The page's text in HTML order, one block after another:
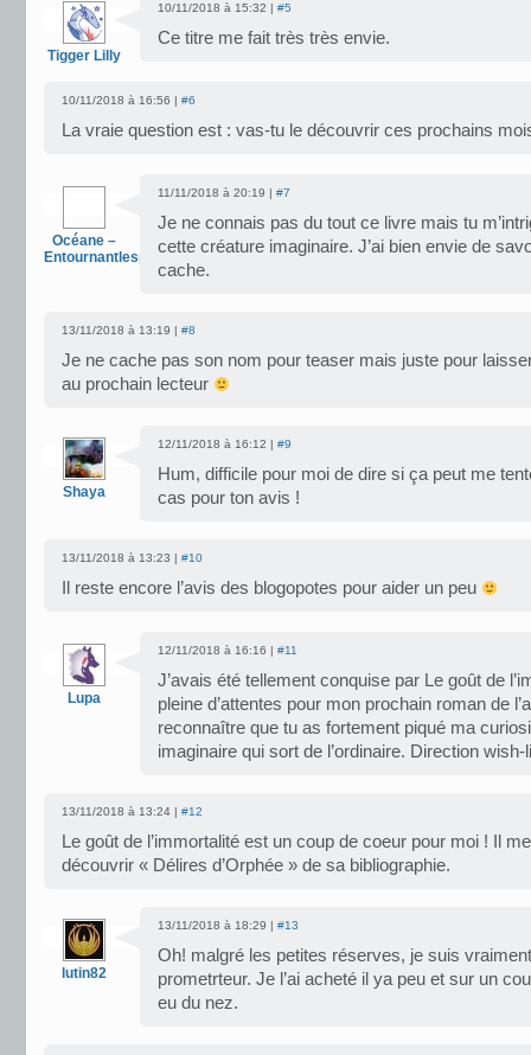
Tigger Lilly
10/11/2018 à 15:32 | #5
Ce titre me fait très très envie.
10/11/2018 à 16:56 | #6
La vraie question est : vas-tu le découvrir ces prochains
Océane –
Entournantlespages
11/11/2018 à 20:19 | #7
Je ne connais pas du tout ce livre mais tu
cette créature imaginaire. J’ai bien envie de
cache.
13/11/2018 à 13:19 | #8
Je ne cache pas son nom pour teaser mais juste pour
au prochain lecteur
Shaya
12/11/2018 à 16:12 | #9
Hum, difficile pour moi de dire si ça peut me
cas pour ton avis !
13/11/2018 à 13:23 | #10
Il reste encore l’avis des blogopotes pour aider un peu
Lupa
12/11/2018 à 16:16 | #11
J’avais été tellement conquise par Le goût de
pleine d’attentes pour mon prochain roman de
reconnaître que tu as fortement piqué ma
imaginaire qui sort de l’ordinaire. Direction
13/11/2018 à 13:24 | #12
Le goût de l’immortalité est un coup de coeur pour moi ! Il
découvrir « Délires d’Orphée » de sa bibliographie.
lutin82
13/11/2018 à 18:29 | #13
Oh! malgré les petites réserves, je suis
prometrteur. Je l’ai acheté il ya peu et sur un
eu du nez.